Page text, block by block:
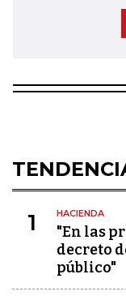
1 HACIENDA
"En las
decreto
público"